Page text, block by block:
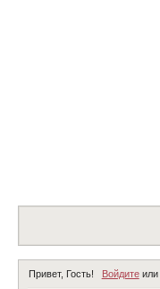
Привет, Гость! Войдитеили